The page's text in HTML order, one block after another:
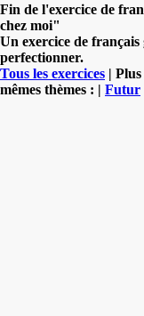
Fin de l'exercice de
chez moi"
Un exercice de
perfectionner.
Tous les exercices |
mêmes thèmes : | Futur